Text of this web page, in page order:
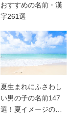
おすすめの名前・漢
字261選
夏生まれにふさわし
い男の子の名前147
選！夏イメージのか